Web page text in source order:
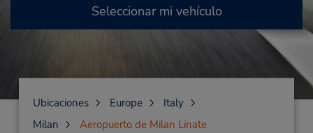
Seleccionar mi vehículo
Ubicaciones Europe
Italy
Milan
Aeropuerto de Milan Linate